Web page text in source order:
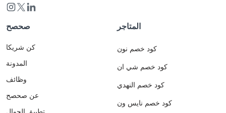
صحصح
كن شريكا
المدونة
وظائف
عن صحصح
المتاجر
كود خصم نون
كود خصم شي ان
كود خصم النهدي
كود خصم نايس ون